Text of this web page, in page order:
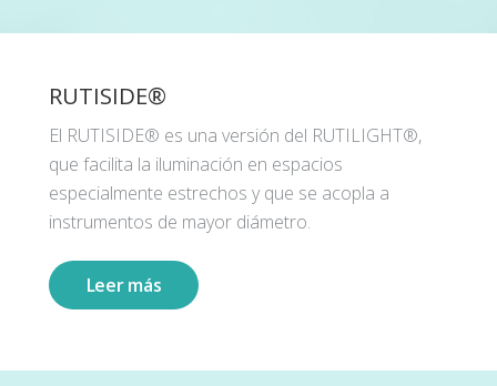
RUTISIDE®
El RUTISIDE® es una versión del RUTILIGHT®,
que facilita la iluminación en espacios
especialmente estrechos y que se acopla a
instrumentos de mayor diámetro.
Leer más